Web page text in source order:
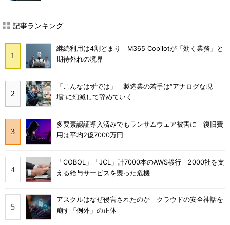
記事ランキング
継続利用は4割どまり M365 Copilotが「効く業務」と
期待外れの境界
「こんなはずでは」 製造業の若手は“アナログな現
場”に幻滅して辞めていく
多要素認証導入済みでもランサムウェア被害に 復旧費
用は平均2億7000万円
「COBOL」「JCL」計7000本のAWS移行 2000社を支
える給与サービスを襲った危機
アスクルはなぜ侵害されたのか クラウドの安全神話を
崩す「例外」の正体